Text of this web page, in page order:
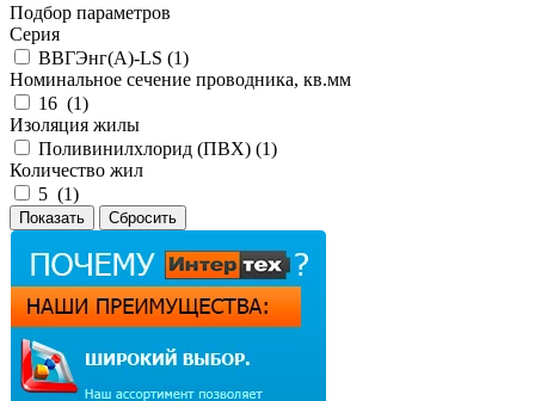
Подбор параметров
Серия
ВВГЭнг(А)-LS (1)
Номинальное сечение проводника, кв.мм
16 (1)
Изоляция жилы
Поливинилхлорид (ПВХ) (1)
Количество жил
5 (1)